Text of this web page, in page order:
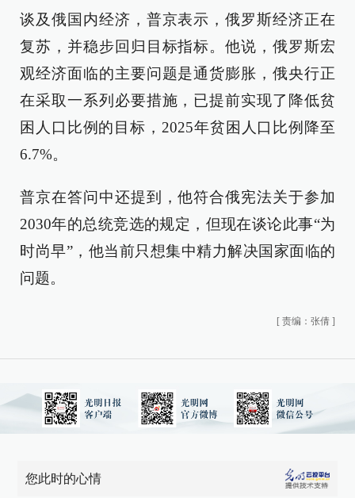
谈及俄国内经济，普京表示，俄罗斯经济正在
复苏，并稳步回归目标指标。他说，俄罗斯宏
观经济面临的主要问题是通货膨胀，俄央行正
在采取一系列必要措施，已提前实现了降低贫
困人口比例的目标，2025年贫困人口比例降至
6.7%。
普京在答问中还提到，他符合俄宪法关于参加
2030年的总统竞选的规定，但现在谈论此事“为
时尚早”，他当前只想集中精力解决国家面临的
问题。
[ 责编：张倩 ]
您此时的心情